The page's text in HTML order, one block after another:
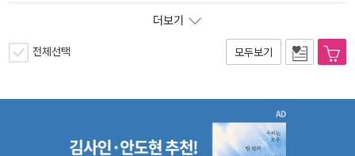
더보기
전체선택 모두보기